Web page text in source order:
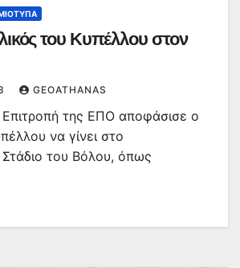
του Κυπέλλου στον
GEOATHANAS
Επιτροπή της ΕΠΟ αποφάσισε ο
να γίνει στο
του Βόλου, όπως